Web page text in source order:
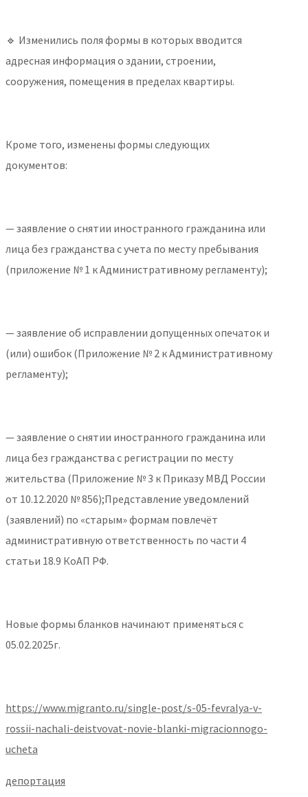
🔹 Изменились поля формы в которых вводится
адресная информация о здании, строении,
сооружения, помещения в пределах квартиры.
Кроме того, изменены формы следующих
документов:
— заявление о снятии иностранного гражданина или
лица без гражданства с учета по месту пребывания
(приложение № 1 к Административному регламенту);
— заявление об исправлении допущенных опечаток и
(или) ошибок (Приложение № 2 к Административному
регламенту);
— заявление о снятии иностранного гражданина или
лица без гражданства с регистрации по месту
жительства (Приложение № 3 к Приказу МВД России
от 10.12.2020 № 856);Представление уведомлений
(заявлений) по «старым» формам повлечёт
административную ответственность по части 4
статьи 18.9 КоАП РФ.
Новые формы бланков начинают применяться с
05.02.2025г.
https://www.migranto.ru/single-post/s-05-fevralya-v-
rossii-nachali-deistvovat-novie-blanki-migracionnogo-
ucheta
депортация